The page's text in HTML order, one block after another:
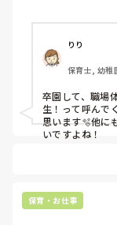
りり
保育士, 幼稚
卒園して、職場
生！って呼んで
思います🫧他に
いですよね！
保育・お仕事